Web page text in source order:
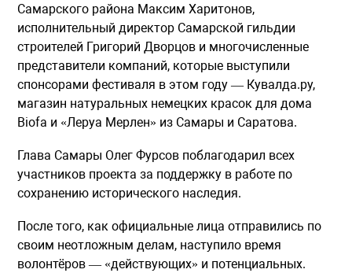
Самарского района Максим Харитонов,
исполнительный директор Самарской гильдии
строителей Григорий Дворцов и многочисленные
представители компаний, которые выступили
спонсорами фестиваля в этом году — Кувалда.ру,
магазин натуральных немецких красок для дома
Biofa и «Леруа Мерлен» из Самары и Саратова.
Глава Самары Олег Фурсов поблагодарил всех
участников проекта за поддержку в работе по
сохранению исторического наследия.
После того, как официальные лица отправились по
своим неотложным делам, наступило время
волонтёров — «действующих» и потенциальных.